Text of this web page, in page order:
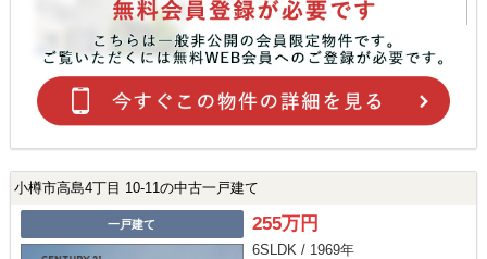
小樽市高島4丁目 10-11の中古一戸建て
一戸建て 255万円
6SLDK / 1969年